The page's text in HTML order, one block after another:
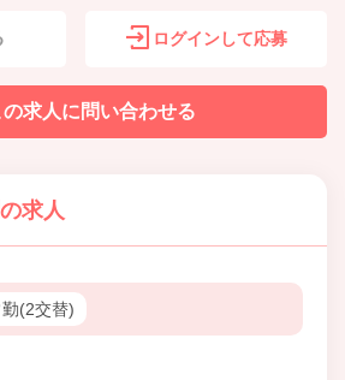
ログインして応募
の求人に問い合わせる
求人
(2交替)